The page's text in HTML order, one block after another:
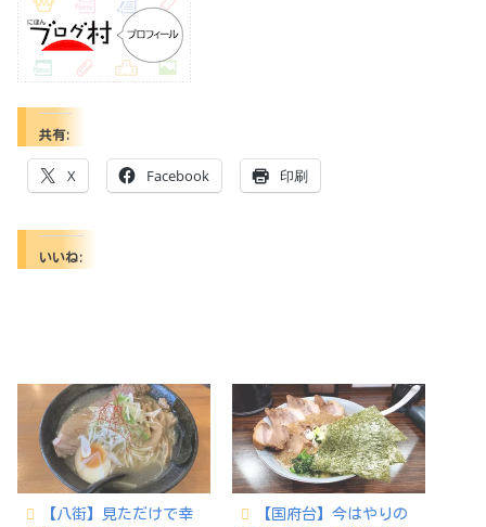
共有:
X Facebook 印刷
いいね:
【八街】見ただけで幸
【国府台】今はやりの